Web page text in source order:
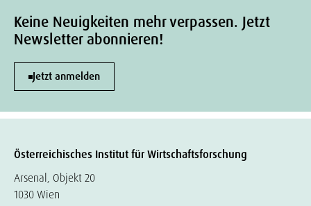
Keine Neuigkeiten mehr verpassen. Jetzt
Newsletter abonnieren!
Jetzt anmelden
Österreichisches Institut für Wirtschaftsforschung
Arsenal, Objekt 20
1030 Wien